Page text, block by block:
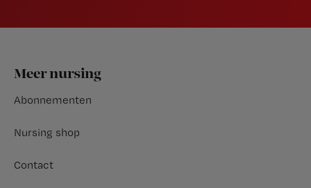
Footer
Meer nursing
Abonnementen
Nursing shop
Contact